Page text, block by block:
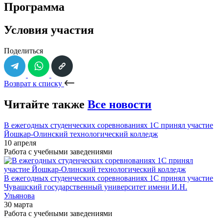
Программа
Условия участия
Поделиться
Возврат к списку
Читайте также Все новости
В ежегодных студенческих соревнованиях 1С принял участие
Йошкар-Олинский технологический колледж
10 апреля
Работа с учебными заведениями
В ежегодных студенческих соревнованиях 1С принял участие
Чувашский государственный университет имени И.Н.
Ульянова
30 марта
Работа с учебными заведениями